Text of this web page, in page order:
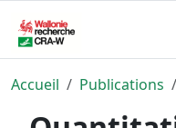
Accueil Publications